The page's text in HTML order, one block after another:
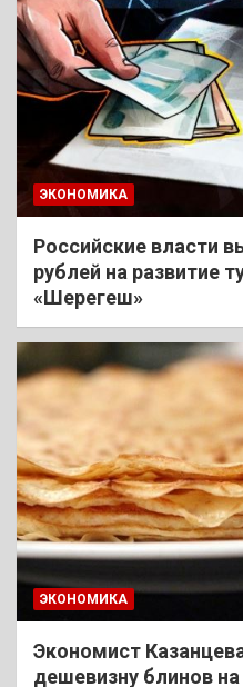
ЭКОНОМИКА
Российские власти
рублей на развитие
«Шерегеш»
ЭКОНОМИКА
Экономист
дешевизну блинов